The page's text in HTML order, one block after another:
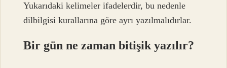
Yukarıdaki kelimeler ifadelerdir, bu nedenle
dilbilgisi kurallarına göre ayrı yazılmalıdırlar.
Bir gün ne zaman bitişik yazılır?